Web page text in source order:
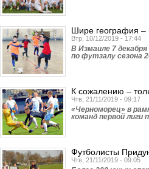
Шире география –
Втр, 10/12/2019 - 17:44
В Измаиле 7
по футзалу сезона
К сожалению –
Чтв, 21/11/2019 - 09:17
«Черноморец» в
команд первой лиги
Футболисты
Чтв, 21/11/2019 - 09:05